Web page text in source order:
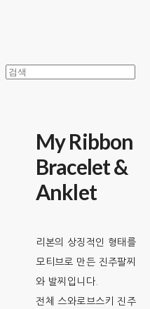
My Ribbon
Bracelet &
Anklet
리본의 상징적인 형태를
모티브로 만든 진주팔찌
와 발찌입니다.
전체 스와로브스키 진주